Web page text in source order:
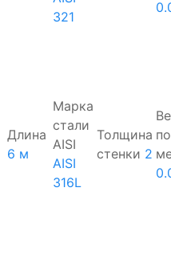
321
Длина
6 м
Марка
стали
AISI
AISI
316L
Толщина
стенки 2